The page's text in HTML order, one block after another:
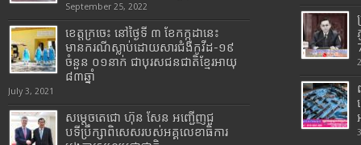
September 25, 2022
ខេត្តក្រចេះ នៅថ្ងៃទី ៣ ខែកក្កដានេះ
មានករណីស្លាប់ដោយសារជំងឺកូវីដ-១៩
ចំនួន ០១នាក់ ជាបុរសជនជាតិខ្មែរអាយុ
៨៣ឆ្នាំ
July 3, 2021
សម្តេចតេជោ ហ៊ុន សែន អញ្ជើញជួ
បទីប្រឹក្សាពិសេសរបស់អគ្គលេខាធិការ